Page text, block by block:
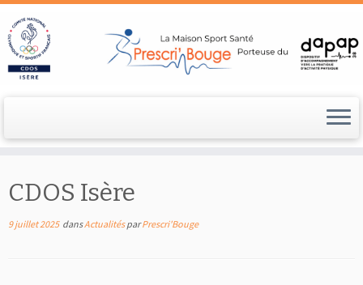
au
contenu
CDOS Isère
9 juillet 2025dansActualitésparPrescri'Bouge